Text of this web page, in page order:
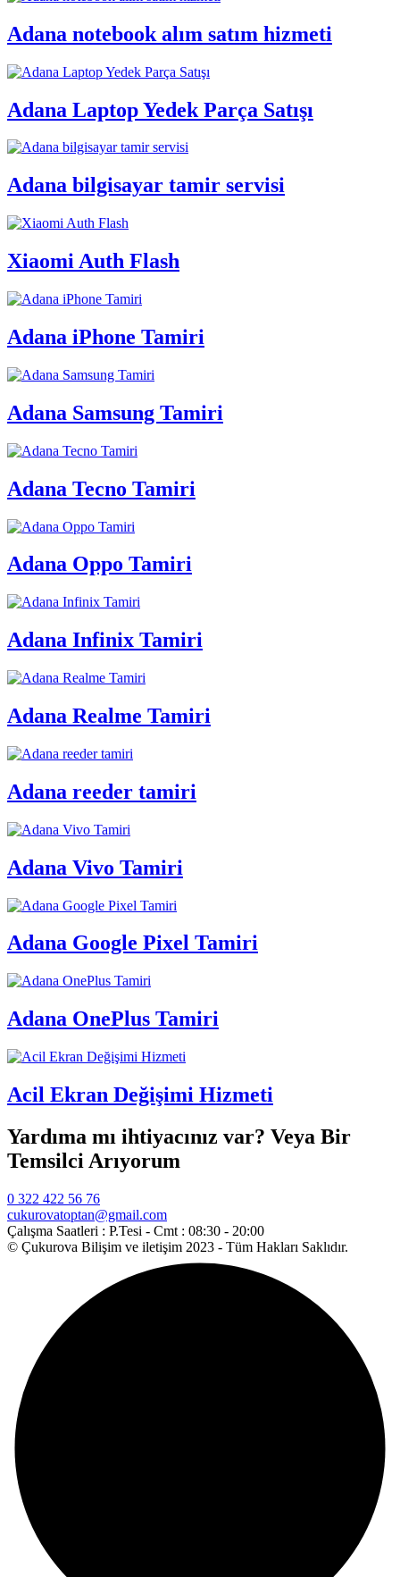
Adana notebook alım satım hizmeti
Adana Laptop Yedek Parça Satışı
Adana bilgisayar tamir servisi
Xiaomi Auth Flash
Adana iPhone Tamiri
Adana Samsung Tamiri
Adana Tecno Tamiri
Adana Oppo Tamiri
Adana Infinix Tamiri
Adana Realme Tamiri
Adana reeder tamiri
Adana Vivo Tamiri
Adana Google Pixel Tamiri
Adana OnePlus Tamiri
Acil Ekran Değişimi Hizmeti
Yardıma mı ihtiyacınız var? Veya Bir
Temsilci Arıyorum
0 322 422 56 76
cukurovatoptan@gmail.com
Çalışma Saatleri : P.Tesi - Cmt : 08:30 - 20:00
© Çukurova Bilişim ve iletişim 2023 - Tüm Hakları Saklıdır.